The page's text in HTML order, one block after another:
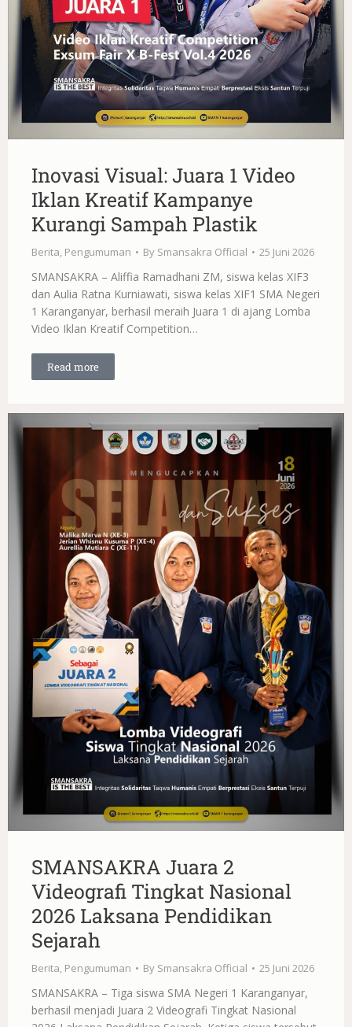
Inovasi Visual: Juara 1 Video
Iklan Kreatif Kampanye
Kurangi Sampah Plastik
Berita, Pengumuman By Smansakra Official 25 Juni 2026
SMANSAKRA – Aliffia Ramadhani ZM, siswa kelas XIF3
dan Aulia Ratna Kurniawati, siswa kelas XIF1 SMA Negeri
1 Karanganyar, berhasil meraih Juara 1 di ajang Lomba
Video Iklan Kreatif Competition…
Read more
SMANSAKRA Juara 2
Videografi Tingkat Nasional
2026 Laksana Pendidikan
Sejarah
Berita, Pengumuman By Smansakra Official 25 Juni 2026
SMANSAKRA – Tiga siswa SMA Negeri 1 Karanganyar,
berhasil menjadi Juara 2 Videografi Tingkat Nasional